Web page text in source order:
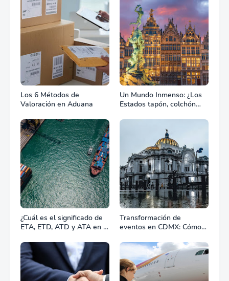
Los 6 Métodos de
Valoración en Aduana
Un Mundo Inmenso: ¿Los
Estados tapón, colchón
combate?
¿Cuál es el significado de
ETA, ETD, ATD y ATA en el
Transformación de
eventos en CDMX: Cómo
equipos define el éxito de
tu celebración